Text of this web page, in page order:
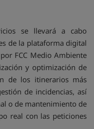
se llevará a cabo
de la plataforma digital
FCC Medio Ambiente
y optimización de
de los itinerarios más
de incidencias, así
o de mantenimiento de
real con las peticiones